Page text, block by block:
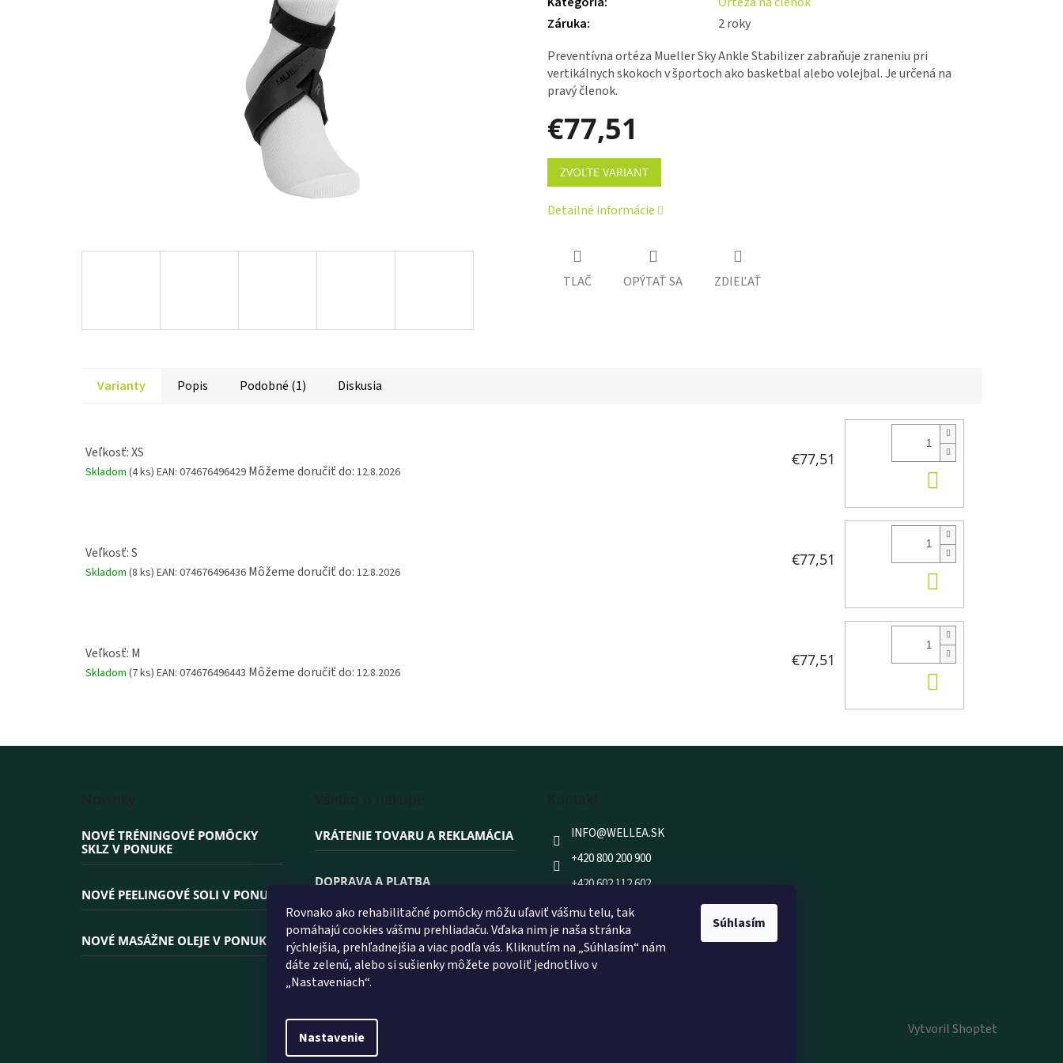
Rovnako ako rehabilitačné pomôcky môžu uľaviť vášmu telu, tak
pomáhajú cookies vášmu prehliadaču. Vďaka nim je naša stránka
rýchlejšia, prehľadnejšia a viac podľa vás. Kliknutím na „Súhlasím“ nám
dáte zelenú, alebo si sušienky môžete povoliť jednotlivo v
„Nastaveniach“.
Nastavenie
Súhlasím
5,0
hviezdičiek.
Záruka:
2 roky
Preventívna ortéza Mueller Sky Ankle Stabilizer zabraňuje zraneniu pri
vertikálnych skokoch v športoch ako basketbal alebo volejbal. Je určená na
pravý členok.
€77,51
Jednotková
cena:
ZVOĽTE VARIANT
Detailné informácie
TLAČ OPÝTAŤ SA ZDIEĽAŤ
Varianty Popis Podobné (1) Diskusia
Veľkosť: XS
Skladom (4 ks) EAN: 074676496429 Môžeme doručiť do: 12.8.2026
€77,51
Veľkosť: S
Skladom (8 ks) EAN: 074676496436 Môžeme doručiť do: 12.8.2026
€77,51
Veľkosť: M
Skladom (7 ks) EAN: 074676496443 Môžeme doručiť do: 12.8.2026
€77,51
NOVÉ TRÉNINGOVÉ POMÔCKY
SKLZ V PONUKE
NOVÉ PEELINGOVÉ SOLI V PONUKE
NOVÉ MASÁŽNE OLEJE V PONUKE
VRÁTENIE TOVARU A REKLAMÁCIA
DOPRAVA A PLATBA
PREČO NAKUPOVAŤ PRÁVE U NÁS?
INFO@WELLEA.SK
+420 800 200 900
+420 602 112 602
FACEBOOK
WELLEA.SK
Vytvoril Shoptet